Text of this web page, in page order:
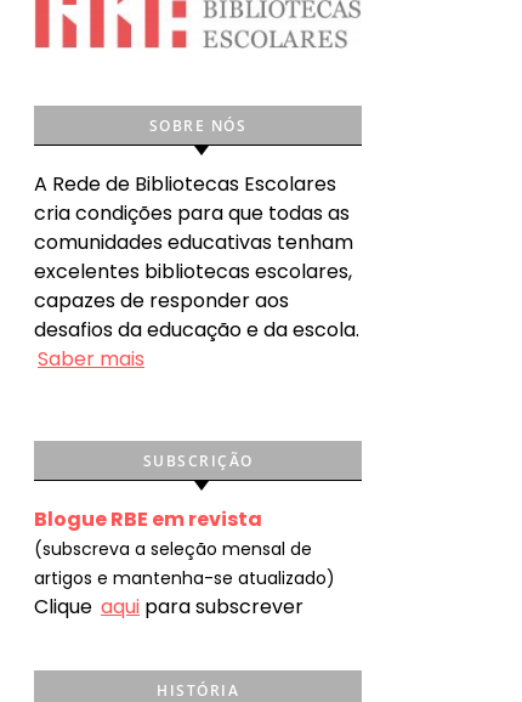
SOBRE NÓS
A Rede de Bibliotecas Escolares
cria condições para que todas as
comunidades educativas tenham
excelentes bibliotecas escolares,
capazes de responder aos
desafios da educação e da escola.
Saber mais
SUBSCRIÇÃO
Blogue RBE em revista
(subscreva a seleção mensal de
artigos e mantenha-se atualizado)
Clique aqui para subscrever
HISTÓRIA